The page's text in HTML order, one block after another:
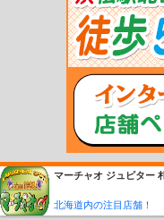
高野下駅 下古沢駅 上古
紀伊御坊駅 市役所
交通センター前駅 岡崎前駅
甘露寺前駅 貴志駅
マーチャオ ジュピター
北海道内の注目店舗！